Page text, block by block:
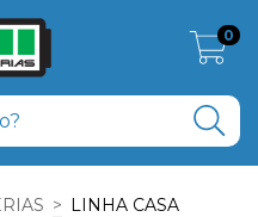
0
> LINHA CASA